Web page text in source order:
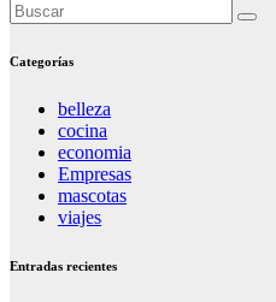
Categorías
belleza
cocina
economia
Empresas
mascotas
viajes
Entradas recientes